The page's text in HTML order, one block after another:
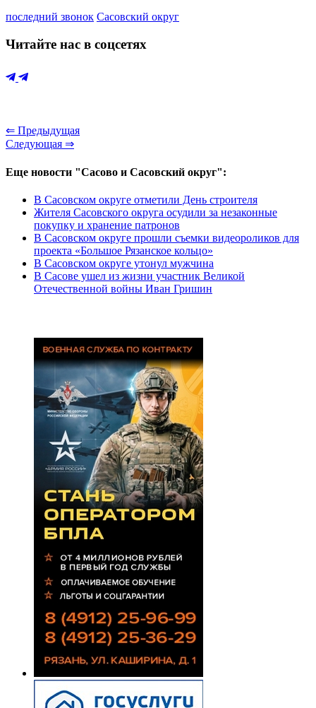
последний звонок Сасовский округ
Читайте нас в соцсетях
⇐ Предыдущая
Следующая ⇒
Еще новости "Сасово и Сасовский округ":
В Сасовском округе отметили День строителя
Жителя Сасовского округа осудили за незаконные
покупку и хранение патронов
В Сасовском округе прошли съемки видеороликов для
проекта «Большое Рязанское кольцо»
В Сасовском округе утонул мужчина
В Сасове ушел из жизни участник Великой
Отечественной войны Иван Гришин